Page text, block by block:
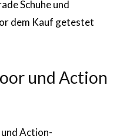
Schuhe und
dem Kauf getestet
und Action
Action-